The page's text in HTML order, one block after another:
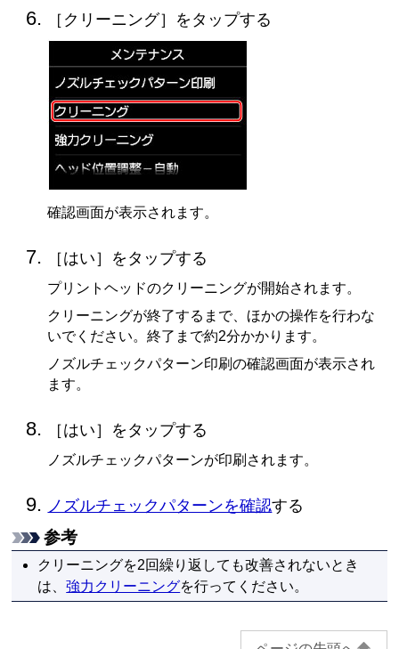
［ クリーニング］をタップする
確認画面が表示されます。
［はい］をタップする
プリントヘッドのクリーニングが開始されます。
クリーニングが終了するまで、ほかの操作を行わな
いでください。終了まで約2分かかります。
ノズルチェックパターン印刷の確認画面が表示され
ます。
［はい］をタップする
ノズルチェックパターンが印刷されます。
ノズルチェックパターンを確認する
参考
クリーニングを2回繰り返しても改善されないとき
は、強力クリーニングを行ってください。